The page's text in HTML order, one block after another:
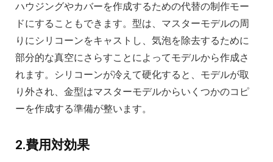
ハウジングやカバーを作成するための代替の制作モー
ドにすることもできます。型は、マスターモデルの周
りにシリコーンをキャストし、気泡を除去するために
部分的な真空にさらすことによってモデルから作成さ
れます。シリコーンが冷えて硬化すると、モデルが取
り外され、金型はマスターモデルからいくつかのコピ
ーを作成する準備が整います。
2.費用対効果